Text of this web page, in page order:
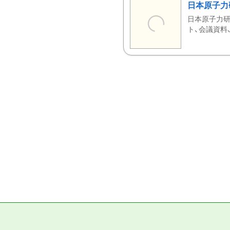
日本原子
日本原子力
ト、会議資